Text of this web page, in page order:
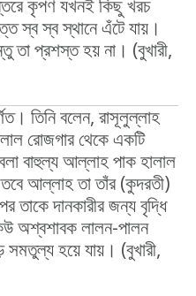
কৃপণ যখনই কিছু খরচ
স্ব স্ব স্থানে এঁটে যায়।
তা প্রশস্ত হয় না। (বুখারী,
তিনি বলেন, রাসূলুল্লাহ
রোজগার থেকে একটি
বাহুল্য আল্লাহ পাক হালাল
আল্লাহ তা তাঁর (কুদরতী)
তাকে দানকারীর জন্য বৃদ্ধি
অশ্বশাবক লালন-পালন
সমতুল্য হয়ে যায়। (বুখারী,